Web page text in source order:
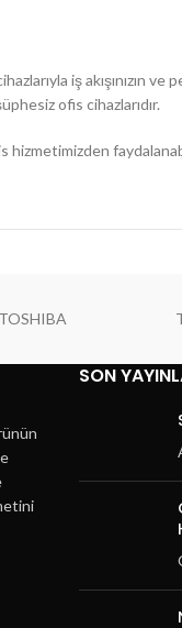
iş akışınızın
ofis cihazlarıdır.
TOSHIBA
SON